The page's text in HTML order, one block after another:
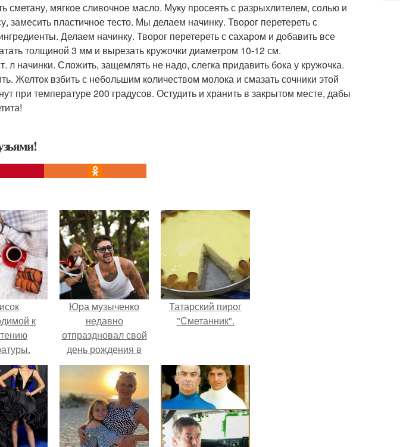
сметану, мягкое сливочное масло. Муку просеять с разрыхлителем, солью и
замесить пластичное тесто. Мы делаем начинку. Творог перетереть с
Делаем начинку. Творог перетереть с сахаром и добавить все
толщиной 3 мм и вырезать кружочки диаметром 10-12 см.
л начинки. Сложить, защемлять не надо, слегка придавить бока у кружочка.
Желток взбить с небольшим количеством молока и смазать сочники этой
при температуре 200 градусов. Остудить и хранить в закрытом месте, дабы
к
Юра музыченко
недавно
отпраздновал свой
день рождения в
кругу самых
близких и родных
людей.
Татарский пирог
"Сметанник".